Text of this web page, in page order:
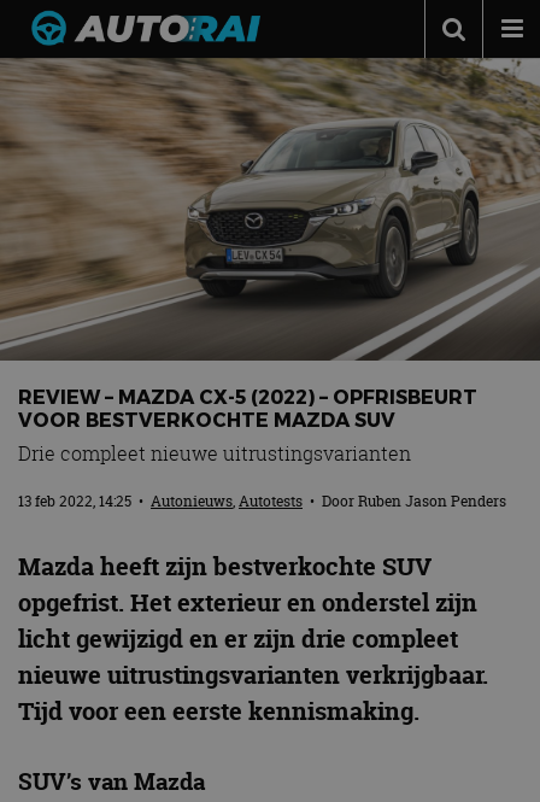
Autonieuws
Podcast
Autotests
Automerken
Adverteren
Contact
MotorRAI.nl
REVIEW – MAZDA CX-5 (2022) – OPFRISBEURT
VOOR BESTVERKOCHTE MAZDA SUV
Drie compleet nieuwe uitrustingsvarianten
13 feb 2022, 14:25 • Autonieuws,Autotests • DoorRuben Jason Penders
Mazda heeft zijn bestverkochte SUV
opgefrist. Het exterieur en onderstel zijn
licht gewijzigd en er zijn drie compleet
nieuwe uitrustingsvarianten verkrijgbaar.
Tijd voor een eerste kennismaking.
SUV’s van Mazda